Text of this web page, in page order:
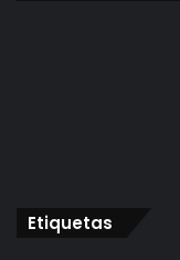
Etiquetas